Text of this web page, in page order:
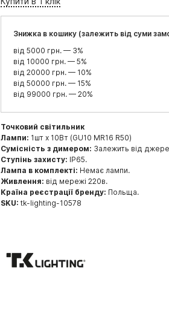
Знижка в кошику (залежить від суми
від 5000 грн. — 3%
від 10000 грн. — 5%
від 20000 грн. — 10%
від 50000 грн. — 15%
від 99000 грн. — 20%
Точковий світильник
Лампи: 1шт x 10Вт (GU10 MR16 R50)
Сумісність з димером: Залежить від
Ступінь захисту: IP65.
Лампа в комплекті: Немає лампи.
Живлення: від мережі 220в.
Країна реєстрації бренду: Польща.
SKU:tk-lighting-10578